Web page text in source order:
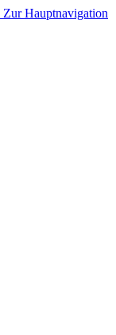
Zur Hauptnavigation